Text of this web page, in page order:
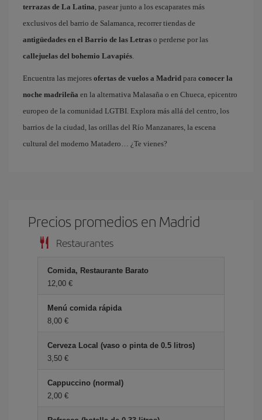
terrazas de La Latina, pasear junto a los escaparates más
exclusivos del barrio de Salamanca, recorrer tiendas de
antigüedades en el Barrio de las Letras o perderse por las
callejuelas del bohemio Lavapiés.
Encuentra las mejores ofertas de vuelos a Madrid para conocer la
noche madrileña en la alternativa Malasaña o en Chueca, epicentro
europeo de la comunidad LGTBI. Explora más allá del centro, los
barrios de la ciudad, las orillas del Río Manzanares, la escena
cultural del moderno Matadero… ¿Te vienes?
Precios promedios en Madrid
Restaurantes
Comida, Restaurante Barato
12,00 €
Menú comida rápida
8,00 €
Cerveza Local (vaso o pinta de 0.5 litros)
3,50 €
Cappuccino (normal)
2,00 €